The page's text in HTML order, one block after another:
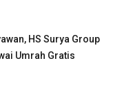
HS Surya Group
Umrah Gratis